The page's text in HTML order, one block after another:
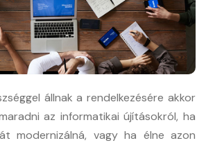
állnak a rendelkezésére akkor
az informatikai újításokról, ha
modernizálná, vagy ha élne azon